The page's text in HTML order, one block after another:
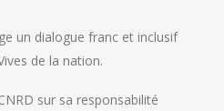
un dialogue franc et inclusif
de la nation.
sur sa responsabilité